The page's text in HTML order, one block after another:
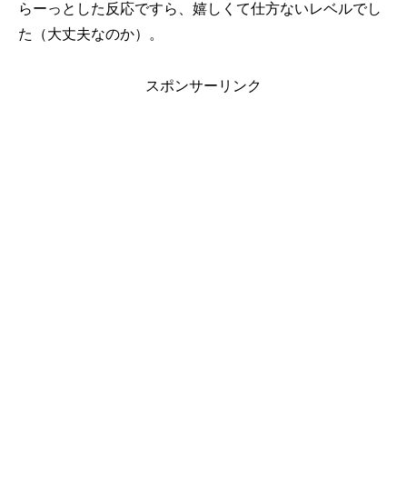
らーっとした反応ですら、嬉しくて仕方ないレベルでし
た（大丈夫なのか）。
スポンサーリンク